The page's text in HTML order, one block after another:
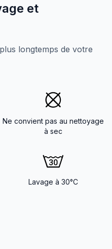
et
longtemps de votre
Ne convient pas au nettoyage
à sec
Lavage à 30°C